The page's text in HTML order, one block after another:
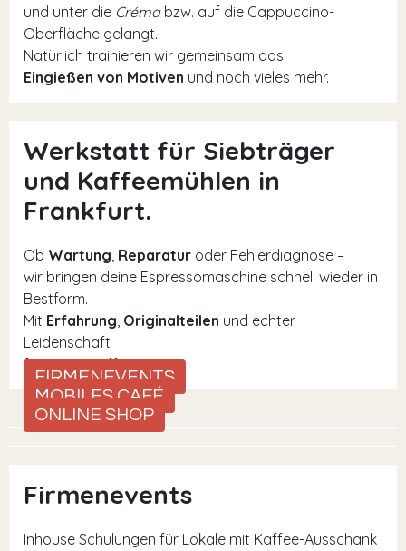
und unter die Crémabzw. auf die Cappuccino-
Oberfläche gelangt.
Natürlich trainieren wir gemeinsam das
Eingießen von Motiven und noch vieles mehr.
Werkstatt für Siebträger
und Kaffeemühlen in
Frankfurt.
Ob Wartung, Reparatur oder Fehlerdiagnose –
wir bringen deine Espressomaschine schnell wieder in
Bestform.
Mit Erfahrung, Originalteilen und echter
Leidenschaft
für guten Kaffee.
FIRMENEVENTS
MOBILES CAFÉ
ONLINE SHOP
Firmenevents
Inhouse Schulungen für Lokale mit Kaffee-Ausschank